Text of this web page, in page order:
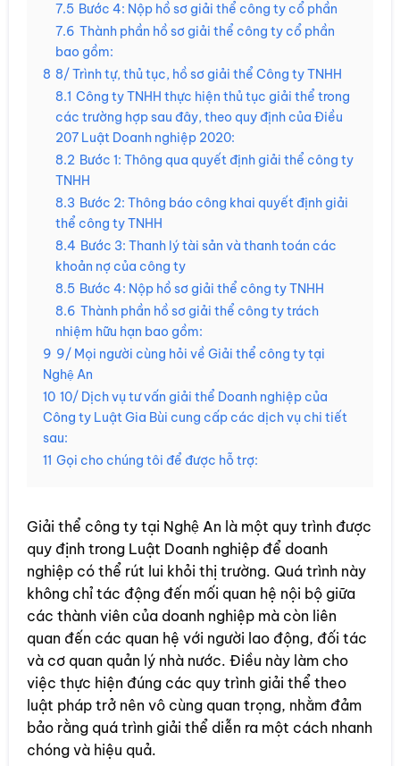
7.5 Bước 4: Nộp hồ sơ giải thể công ty cổ phần
7.6 Thành phần hồ sơ giải thể công ty cổ phần
bao gồm:
8 8/ Trình tự, thủ tục, hồ sơ giải thể Công ty TNHH
8.1 Công ty TNHH thực hiện thủ tục giải thể trong
các trường hợp sau đây, theo quy định của Điều
207 Luật Doanh nghiệp 2020:
8.2 Bước 1: Thông qua quyết định giải thể công ty
TNHH
8.3 Bước 2: Thông báo công khai quyết định giải
thể công ty TNHH
8.4 Bước 3: Thanh lý tài sản và thanh toán các
khoản nợ của công ty
8.5 Bước 4: Nộp hồ sơ giải thể công ty TNHH
8.6 Thành phần hồ sơ giải thể công ty trách
nhiệm hữu hạn bao gồm:
9 9/ Mọi người cùng hỏi về Giải thể công ty tại
Nghệ An
10 10/ Dịch vụ tư vấn giải thể Doanh nghiệp của
Công ty Luật Gia Bùi cung cấp các dịch vụ chi tiết
sau:
11 Gọi cho chúng tôi để được hỗ trợ:
Giải thể công ty tại Nghệ An là một quy trình được
quy định trong Luật Doanh nghiệp để doanh
nghiệp có thể rút lui khỏi thị trường. Quá trình này
không chỉ tác động đến mối quan hệ nội bộ giữa
các thành viên của doanh nghiệp mà còn liên
quan đến các quan hệ với người lao động, đối tác
và cơ quan quản lý nhà nước. Điều này làm cho
việc thực hiện đúng các quy trình giải thể theo
luật pháp trở nên vô cùng quan trọng, nhằm đảm
bảo rằng quá trình giải thể diễn ra một cách nhanh
chóng và hiệu quả.